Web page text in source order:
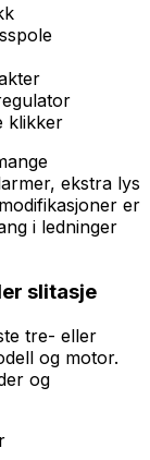
klikker
ekstra lys
er
i ledninger
slitasje
tre- eller
og motor.
og